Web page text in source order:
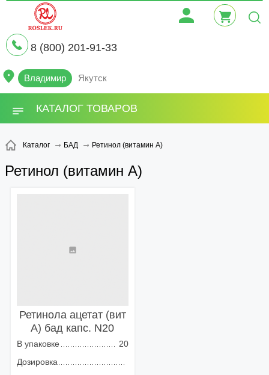
8 (800) 201-91-33
Владимир Якутск
КАТАЛОГ ТОВАРОВ
Каталог БАД Ретинол (витамин А)
Ретинол (витамин А)
Ретинола ацетат (вит
А) бад капс. N20
В упаковке
20
Дозировка